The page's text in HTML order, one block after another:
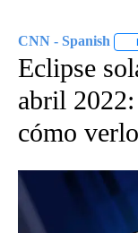
CNN - Spanish
Eclipse
abril
cómo verlo